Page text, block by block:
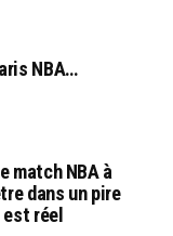
NBA…
match NBA à
dans un pire
réel